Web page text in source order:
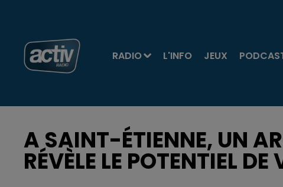
RADIO L'INFO JEUX
A SAINT-ÉTIENNE, UN
RÉVÈLE LE POTENTIEL